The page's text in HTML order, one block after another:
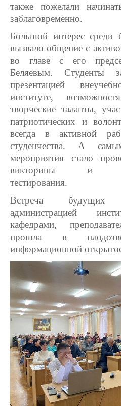
также пожелали
заблаговременно.
Большой интерес среди
вызвало общение с
во главе с его
Беляевым. Студенты
презентацией
институте,
творческие таланты,
патриотических и
всегда в активной
студенчества. А
мероприятия стало
викторины и
тестирования.
Встреча будущих
администрацией
кафедрами,
прошла в
информационной